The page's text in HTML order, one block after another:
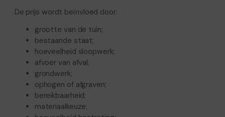
De prijs wordt beïnvloed door:
grootte van de tuin;
bestaande staat;
hoeveelheid sloopwerk;
afvoer van afval;
grondwerk;
ophogen of afgraven;
bereikbaarheid;
materiaalkeuze;